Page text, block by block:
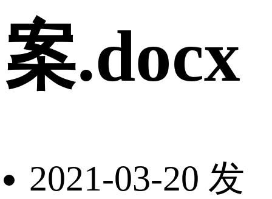
案.docx
2021-03-20 发